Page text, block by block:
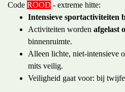
Code ROOD - extreme hitte:
Intensieve sportactiviteiten
Activiteiten worden afgelast
binnenruimte.
Alleen lichte, niet‑intensieve
mits veilig.
Veiligheid gaat voor: bij